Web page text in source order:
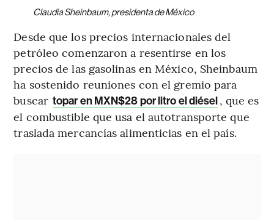
Claudia Sheinbaum, presidenta de México
Desde que los precios internacionales del
petróleo comenzaron a resentirse en los
precios de las gasolinas en México, Sheinbaum
ha sostenido reuniones con el gremio para
buscar topar en MXN$28 por litro el diésel, que es
el combustible que usa el autotransporte que
traslada mercancías alimenticias en el país.